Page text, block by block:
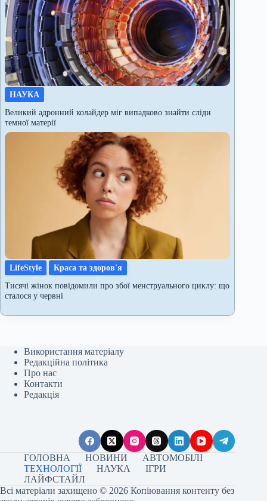
НАУКА
Великий адронний колайдер міг випадково знайти сліди
темної матерії
LifeStyle
Краса та здоров'я
Тисячі жінок повідомили про збої менструального циклу: що
сталося у червні
Використання матеріалу
Редакційна політика
Про нас
Контакти
Редакція
ГОЛОВНА НОВИНИ
АВТОМОБІЛІ
ТЕХНОЛОГІЇ
НАУКА
ІГРИ
ЛАЙФСТАЙЛ
Всі матеріали захищено © 2026 Копіювання контенту без